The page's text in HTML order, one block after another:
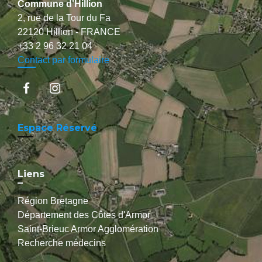
Commune d'Hillion
2, rue de la Tour du Fa
22120 Hillion - FRANCE
+33 2 96 32 21 04
Contact par formulaire
Espace Réservé
Liens
Région Bretagne
Département des Côtes d'Armor
Saint-Brieuc Armor Agglomération
Recherche médecins